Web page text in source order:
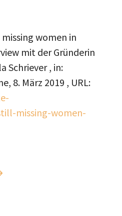
women in
mit der Gründerin
Schriever , in:
8. März 2019 , URL:
missing-women-